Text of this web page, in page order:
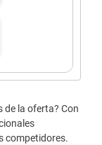
de la oferta? Con
competidores.